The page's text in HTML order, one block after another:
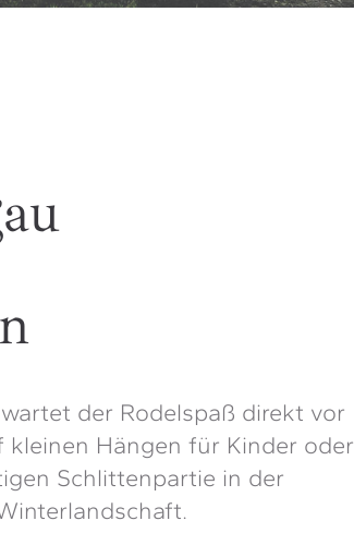
der Rodelspaß direkt vor
kleinen Hängen für Kinder oder
Schlittenpartie in der